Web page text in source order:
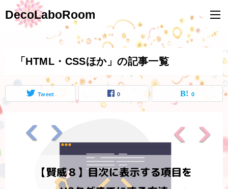
DecoLaboRoom
「HTML・CSSほか」の記事一覧
Tweet 0 0